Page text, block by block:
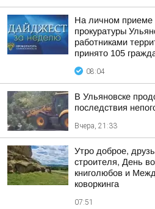
На личном приеме
прокуратуры
работниками
принято 105
08:04
В Ульяновске
последствия
Вчера, 21:33
Утро доброе,
строителя, День
книголюбов и
коворкинга
07:51